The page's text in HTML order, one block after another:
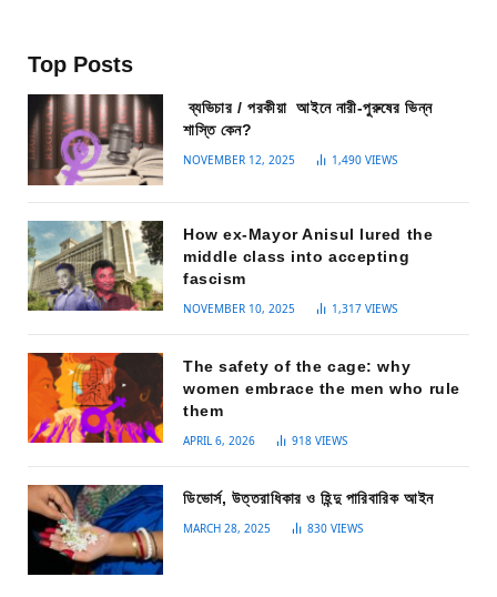
Top Posts
ব্যভিচার / পরকীয়া আইনে নারী-পুরুষের ভিন্ন
শাস্তি কেন?
NOVEMBER 12, 2025 1,490 VIEWS
How ex-Mayor Anisul lured the
middle class into accepting
fascism
NOVEMBER 10, 2025 1,317 VIEWS
The safety of the cage: why
women embrace the men who rule
them
APRIL 6, 2026 918 VIEWS
ডিভোর্স, উত্তরাধিকার ও হিন্দু পারিবারিক আইন
MARCH 28, 2025 830 VIEWS